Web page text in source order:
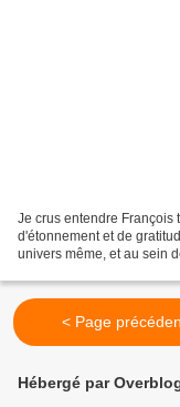
Je crus entendre François
d'étonnement et de
univers même, et au sein
< Page
Hébergé par